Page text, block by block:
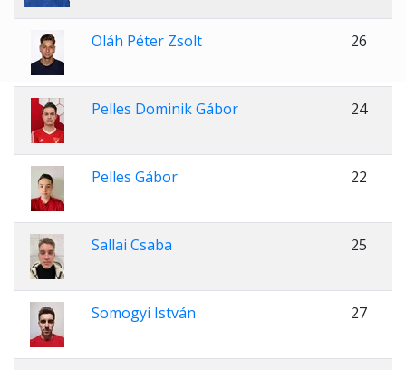
Oláh Péter Zsolt 26
Pelles Dominik Gábor 24
Pelles Gábor 22
Sallai Csaba 25
Somogyi István 27